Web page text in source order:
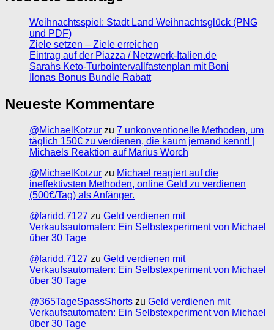
Weihnachtsspiel: Stadt Land Weihnachtsglück (PNG
und PDF)
Ziele setzen – Ziele erreichen
Eintrag auf der Piazza / Netzwerk-Italien.de
Sarahs Keto-Turbointervallfastenplan mit Boni
Ilonas Bonus Bundle Rabatt
Neueste Kommentare
@MichaelKotzur zu 7 unkonventionelle Methoden, um
täglich 150€ zu verdienen, die kaum jemand kennt! |
Michaels Reaktion auf Marius Worch
@MichaelKotzur zu Michael reagiert auf die
ineffektivsten Methoden, online Geld zu verdienen
(500€/Tag) als Anfänger.
@faridd.7127 zu Geld verdienen mit
Verkaufsautomaten: Ein Selbstexperiment von Michael
über 30 Tage
@faridd.7127 zu Geld verdienen mit
Verkaufsautomaten: Ein Selbstexperiment von Michael
über 30 Tage
@365TageSpassShorts zu Geld verdienen mit
Verkaufsautomaten: Ein Selbstexperiment von Michael
über 30 Tage